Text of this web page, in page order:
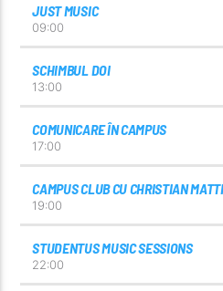
JUST MUSIC
09:00
SCHIMBUL DOI
13:00
COMUNICARE ÎN CAMPUS
17:00
CAMPUS CLUB CU CHRISTIAN
19:00
STUDENTUS MUSIC SESSIONS
22:00